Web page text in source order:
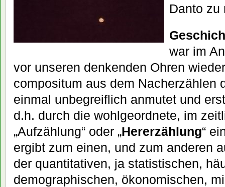
Danto zu
war im
vor unseren denkenden Ohren
compositum aus dem Nacherzählen
einmal unbegreiflich anmutet und
d.h. durch die wohlgeordnete, im
„Aufzählung“ oder „Hererzählung“
ergibt zum einen, und zum anderen
der quantitativen, ja statistischen,
demographischen, ökonomischen,